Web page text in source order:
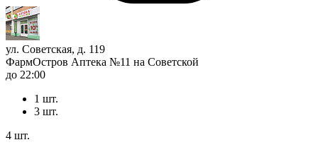
ул. Советская, д. 119
ФармОстров Аптека №11 на Советской
до 22:00
1 шт.
3 шт.
4 шт.